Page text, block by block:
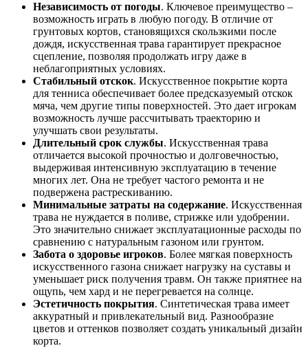
Независимость от погоды. Ключевое преимущество –
возможность играть в любую погоду. В отличие от
грунтовых кортов, становящихся скользкими после
дождя, искусственная трава гарантирует прекрасное
сцепление, позволяя продолжать игру даже в
неблагоприятных условиях.
Стабильный отскок. Искусственное покрытие корта
для тенниса обеспечивает более предсказуемый отскок
мяча, чем другие типы поверхностей. Это дает игрокам
возможность лучше рассчитывать траекторию и
улучшать свои результаты.
Длительный срок службы. Искусственная трава
отличается высокой прочностью и долговечностью,
выдерживая интенсивную эксплуатацию в течение
многих лет. Она не требует частого ремонта и не
подвержена растрескиванию.
Минимальные затраты на содержание. Искусственная
трава не нуждается в поливе, стрижке или удобрении.
Это значительно снижает эксплуатационные расходы по
сравнению с натуральным газоном или грунтом.
Забота о здоровье игроков. Более мягкая поверхность
искусственного газона снижает нагрузку на суставы и
уменьшает риск получения травм. Он также приятнее на
ощупь, чем хард и не перегревается на солнце.
Эстетичность покрытия. Синтетическая трава имеет
аккуратный и привлекательный вид. Разнообразие
цветов и оттенков позволяет создать уникальный дизайн
корта.